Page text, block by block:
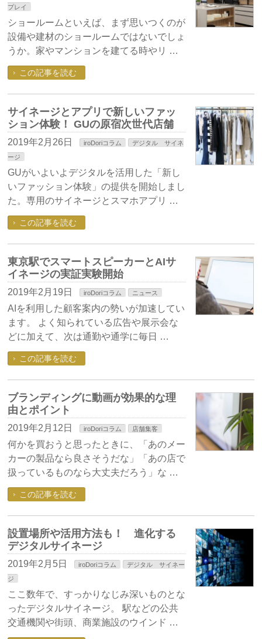
プレイ
ショールームといえば、まず思いつくのが
設備や建材のショールームではないでしょ
うか。家やマンションを建てる時やリ …
この記事を読む
サイネージとアプリで新しいファッ
ション体験！ GUの原宿次世代店舗
2019年2月26日 iroDoriコラム
デジタル サイネ
ージ
GUがいよいよデジタルを活用した「新し
いファッション体験」の提供を開始しまし
た。専用のサイネージとスマホアプリ …
この記事を読む
東京駅でスマートスピーカーとAIサ
イネージの実証実験開始
2019年2月19日 iroDoriコラム ニュース
AIを利用した顧客案内の勢いが加速してい
ます。 よく知られている広告や展示会な
どに加えて、次は通勤や通学に毎日 …
この記事を読む
ブランディングに動画が効果的な理
由とポイント
2019年2月12日 iroDoriコラム 店舗集客
何かを買おうと思ったときに、「あのメー
カーの製品なら良さそうだな」「あの店で
扱っているものなら大丈夫だろう」な …
この記事を読む
設置場所や活用方法も！ 進化する
デジタルサイネージ
2019年2月5日 iroDoriコラム
デジタル サイネー
ジ
ここ数年で、すっかりなじみ深いものとな
ったデジタルサイネージ。 駅などの公共
交通機関や街頭、商業施設のウインド …